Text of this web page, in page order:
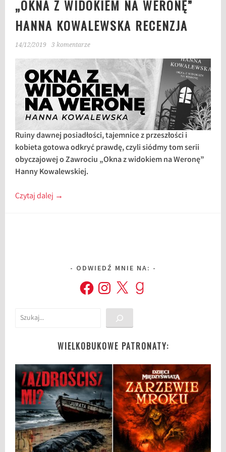
„OKNA Z WIDOKIEM NA WERONĘ”
HANNA KOWALEWSKA RECENZJA
14/12/2019 3 komentarze
Ruiny dawnej posiadłości, tajemnice z przeszłości i
kobieta gotowa odkryć prawdę, czyli siódmy tom serii
obyczajowej o Zawrociu „Okna z widokiem na Weronę”
Hanny Kowalewskiej.
Czytaj dalej →
ODWIEDŹ MNIE NA:
FacebookInstagram
X Goodreads
Szukaj
WIELKOBUKOWE PATRONATY: